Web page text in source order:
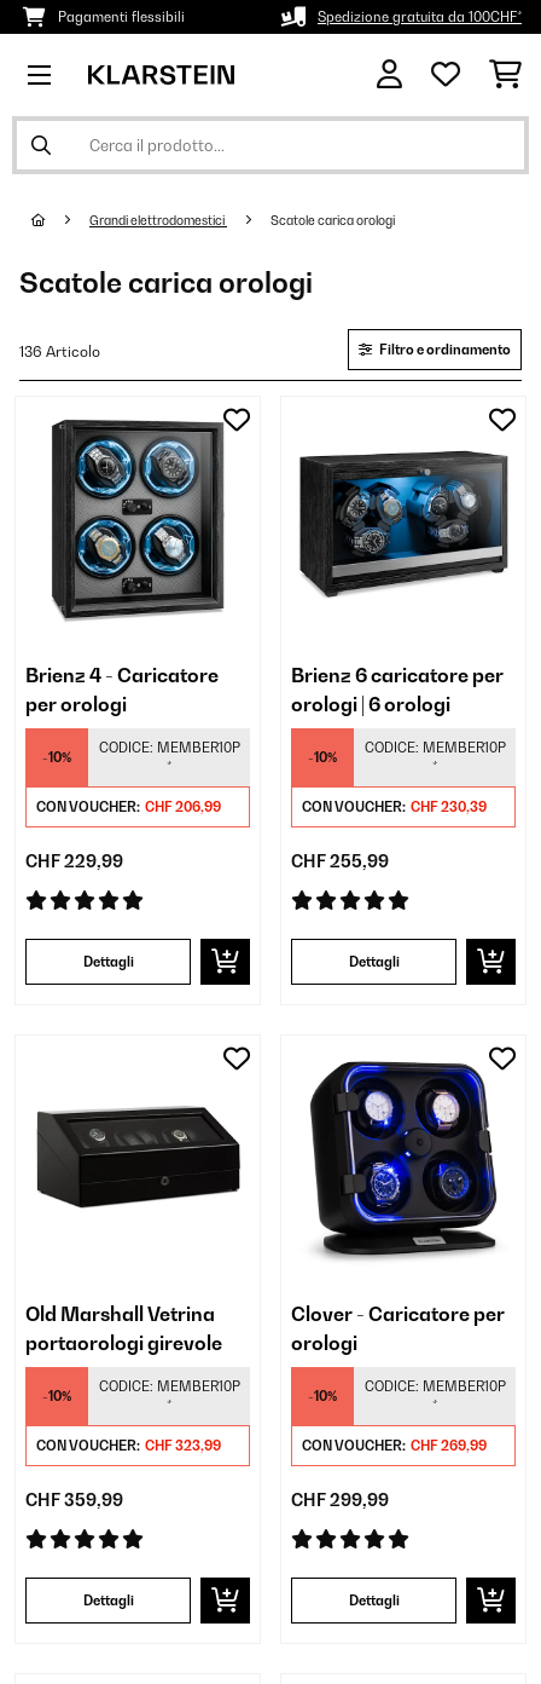
Pagamenti flessibili Spedizione gratuita da 100CHF*
Grandi elettrodomestici Scatole carica orologi
Scatole carica orologi
136 Articolo Filtro e ordinamento
Brienz 4 - Caricatore
per orologi
-10%
CODICE: MEMBER10P
*
CON VOUCHER: CHF 206,99
CHF 229,99
Dettagli
Brienz 6 caricatore per
orologi | 6 orologi
-10%
CODICE: MEMBER10P
*
CON VOUCHER: CHF 230,39
CHF 255,99
Dettagli
Old Marshall Vetrina
portaorologi girevole
-10%
CODICE: MEMBER10P
*
CON VOUCHER: CHF 323,99
CHF 359,99
Dettagli
Clover - Caricatore per
orologi
-10%
CODICE: MEMBER10P
*
CON VOUCHER: CHF 269,99
CHF 299,99
Dettagli